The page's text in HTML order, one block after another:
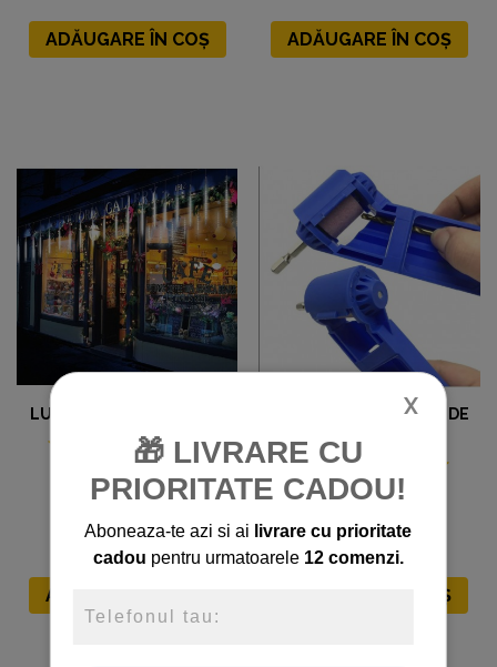
X
🎁 LIVRARE CU
PRIORITATE CADOU!
Aboneaza-te azi si ai livrare cu prioritate
cadou pentru urmatoarele 12 comenzi.
ADĂUGARE ÎN COȘ ADĂUGARE ÎN COȘ
LUMINI LED DECORATIVE
79,90 Lei
ADĂUGARE ÎN COȘ
ASCUTITOR PORTABIL DE
54,90 Lei
39,90 Lei
ADĂUGARE ÎN COȘ